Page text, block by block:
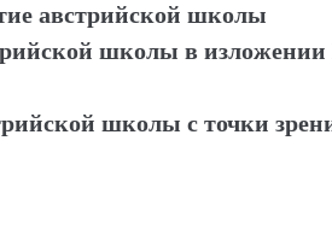
австрийской школы
школы в
школы с точки